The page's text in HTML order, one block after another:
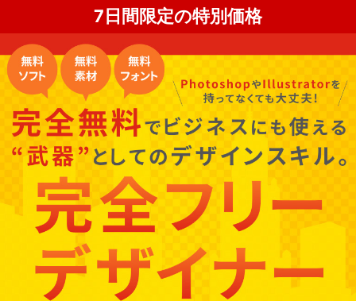
7日間限定の特別価格